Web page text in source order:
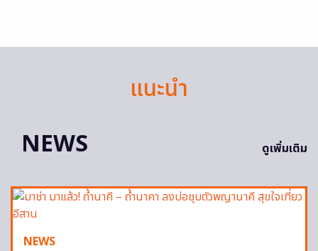
แนะนำ
NEWS
ดูเพิ่มเติม
NEWS